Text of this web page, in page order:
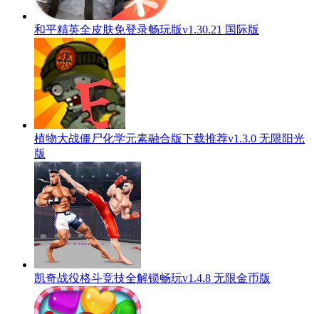
和平精英全皮肤免登录畅玩版v1.30.21 国际版
植物大战僵尸化学元素融合版下载推荐v1.3.0 无限阳光
版
凯奇战役格斗竞技全解锁畅玩v1.4.8 无限金币版